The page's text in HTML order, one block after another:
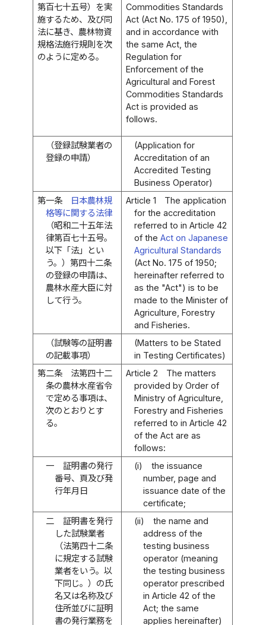
第百七十五号）を実
施するため、及び同
法に基き、農林物資
規格法施行規則を次
のように定める。
Commodities Standards
Act (Act No. 175 of 1950),
and in accordance with
the same Act, the
Regulation for
Enforcement of the
Agricultural and Forest
Commodities Standards
Act is provided as
follows.
（登録試験業者の
登録の申請）
(Application for
Accreditation of an
Accredited Testing
Business Operator)
第一条
日本農林規
格等に関する法律
（昭和二十五年法
律第百七十五号。
以下「法」とい
う。）第四十二条
の登録の申請は、
農林水産大臣に対
して行う。
Article 1
The application
for the accreditation
referred to in Article 42
of theAct on Japanese
Agricultural Standards
(Act No. 175 of 1950;
hereinafter referred to
as the "Act") is to be
made to the Minister of
Agriculture, Forestry
and Fisheries.
（試験等の証明書
の記載事項）
(Matters to be Stated
in Testing Certificates)
第二条
法第四十二
条の農林水産省令
で定める事項は、
次のとおりとす
る。
Article 2
The matters
provided by Order of
Ministry of Agriculture,
Forestry and Fisheries
referred to in Article 42
of the Act are as
follows:
一
証明書の発行
番号、頁及び発
行年月日
(i)
the issuance
number, page and
issuance date of the
certificate;
二
証明書を発行
した試験業者
（法第四十二条
に規定する試験
業者をいう。以
下同じ。）の氏
名又は名称及び
住所並びに証明
書の発行業務を
(ii)
the name and
address of the
testing business
operator (meaning
the testing business
operator prescribed
in Article 42 of the
Act; the same
applies hereinafter)